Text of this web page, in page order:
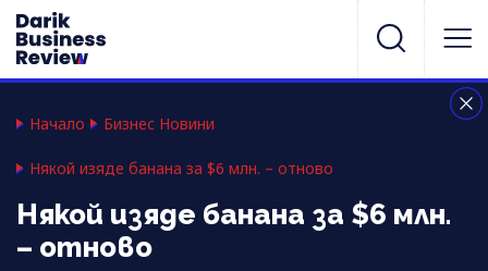
Начало Бизнес Новини
Някой изяде банана за $6 млн. – отново
Някой изяде банана за $6 млн.
– отново